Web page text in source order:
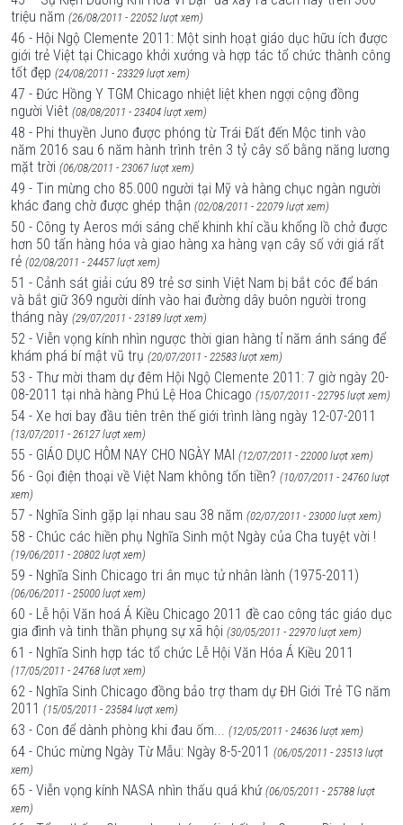
triệu năm (26/08/2011 - 22052 lượt xem)
46 - Hội Ngộ Clemente 2011: Một sinh hoạt giáo dục hữu ích được
giới trẻ Việt tại Chicago khởi xướng và hợp tác tổ chức thành công
tốt đẹp (24/08/2011 - 23329 lượt xem)
47 - Đức Hồng Y TGM Chicago nhiệt liệt khen ngợi cộng đồng
người Viêt (08/08/2011 - 23404 lượt xem)
48 - Phi thuyền Juno được phóng từ Trái Đất đến Mộc tinh vào
năm 2016 sau 6 năm hành trình trên 3 tỷ cây số bằng năng lương
mặt trời (06/08/2011 - 23067 lượt xem)
49 - Tin mừng cho 85.000 người tại Mỹ và hàng chục ngàn người
khác đang chờ được ghép thận (02/08/2011 - 22079 lượt xem)
50 - Công ty Aeros mới sáng chế khinh khí cầu khổng lồ chở được
hơn 50 tấn hàng hóa và giao hàng xa hàng vạn cây số với giá rất
rẻ (02/08/2011 - 24457 lượt xem)
51 - Cảnh sát giải cứu 89 trẻ sơ sinh Việt Nam bị bắt cóc để bán
và bắt giữ 369 người dính vào hai đường dây buôn người trong
tháng này (29/07/2011 - 23189 lượt xem)
52 - Viễn vọng kính nhìn ngược thời gian hàng tỉ năm ánh sáng để
khám phá bí mật vũ trụ (20/07/2011 - 22583 lượt xem)
53 - Thư mời tham dự đêm Hội Ngộ Clemente 2011: 7 giờ ngày 20-
08-2011 tại nhà hàng Phú Lệ Hoa Chicago (15/07/2011 - 22795 lượt xem)
54 - Xe hơi bay đầu tiên trên thế giới trình làng ngày 12-07-2011
(13/07/2011 - 26127 lượt xem)
55 - GIÁO DỤC HÔM NAY CHO NGÀY MAI (12/07/2011 - 22000 lượt xem)
56 - Gọi điện thoại về Việt Nam không tốn tiền? (10/07/2011 - 24760 lượt
xem)
57 - Nghĩa Sinh gặp lại nhau sau 38 năm (02/07/2011 - 23000 lượt xem)
58 - Chúc các hiền phụ Nghĩa Sinh một Ngày của Cha tuyệt vời !
(19/06/2011 - 20802 lượt xem)
59 - Nghĩa Sinh Chicago tri ân mục tử nhân lành (1975-2011)
(06/06/2011 - 25000 lượt xem)
60 - Lễ hội Văn hoá Á Kiều Chicago 2011 đề cao công tác giáo dục
gia đình và tinh thần phụng sự xã hội (30/05/2011 - 22970 lượt xem)
61 - Nghĩa Sinh hợp tác tổ chức Lễ Hội Văn Hóa Á Kiều 2011
(17/05/2011 - 24768 lượt xem)
62 - Nghĩa Sinh Chicago đồng bảo trợ tham dự ĐH Giới Trẻ TG năm
2011 (15/05/2011 - 23584 lượt xem)
63 - Con để dành phòng khi đau ốm... (12/05/2011 - 24636 lượt xem)
64 - Chúc mừng Ngày Từ Mẫu: Ngày 8-5-2011 (06/05/2011 - 23513 lượt
xem)
65 - Viễn vọng kính NASA nhìn thấu quá khứ (06/05/2011 - 25788 lượt
xem)